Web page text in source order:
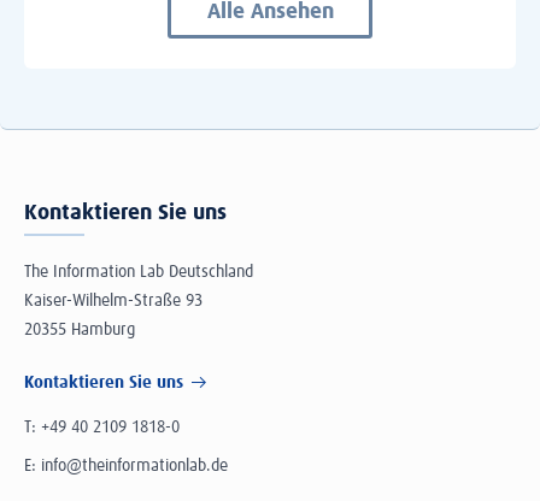
Alle Ansehen
Kontaktieren Sie uns
The Information Lab Deutschland
Kaiser-Wilhelm-Straße 93
20355 Hamburg
Kontaktieren Sie uns
T: +49 40 2109 1818-0
E: info@theinformationlab.de